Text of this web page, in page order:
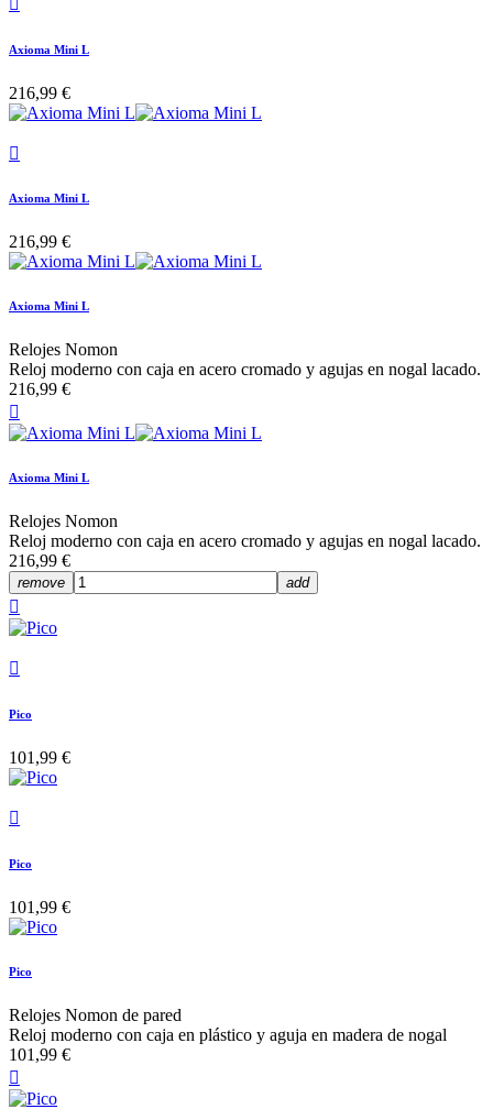
Axioma Mini L
216,99 €

Axioma Mini L
216,99 €
Axioma Mini L
Relojes Nomon
Reloj moderno con caja en acero cromado y agujas en nogal lacado.
216,99 €

Axioma Mini L
Relojes Nomon
Reloj moderno con caja en acero cromado y agujas en nogal lacado.
216,99 €
remove add


Pico
101,99 €

Pico
101,99 €
Pico
Relojes Nomon de pared
Reloj moderno con caja en plástico y aguja en madera de nogal
101,99 €
